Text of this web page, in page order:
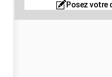
Posez votre